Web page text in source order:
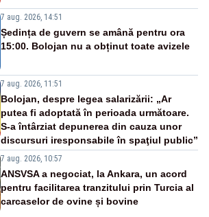
7 aug. 2026, 14:51
Ședința de guvern se amână pentru ora
15:00. Bolojan nu a obținut toate avizele
7 aug. 2026, 11:51
Bolojan, despre legea salarizării: „Ar
putea fi adoptată în perioada următoare.
S-a întârziat depunerea din cauza unor
discursuri iresponsabile în spaţiul public”
7 aug. 2026, 10:57
ANSVSA a negociat, la Ankara, un acord
pentru facilitarea tranzitului prin Turcia al
carcaselor de ovine și bovine